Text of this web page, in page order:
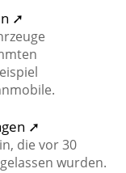
➚
➚
die vor 30
wurden.